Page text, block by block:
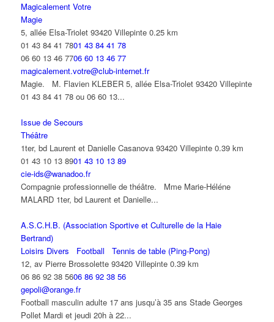
Magicalement Votre
Magie
5, allée Elsa-Triolet 93420 Villepinte 0.25 km
01 43 84 41 7801 43 84 41 78
06 60 13 46 7706 60 13 46 77
magicalement.votre@club-internet.fr
Magie. M. Flavien KLEBER 5, allée Elsa-Triolet 93420 Villepinte
01 43 84 41 78 ou 06 60 13...
Issue de Secours
Théâtre
1ter, bd Laurent et Danielle Casanova 93420 Villepinte 0.39 km
01 43 10 13 8901 43 10 13 89
cie-ids@wanadoo.fr
Compagnie professionnelle de théâtre. Mme Marie-Héléne
MALARD 1ter, bd Laurent et Danielle...
A.S.C.H.B. (Association Sportive et Culturelle de la Haie
Bertrand)
Loisirs Divers
Football
Tennis de table (Ping-Pong)
12, av Pierre Brossolette 93420 Villepinte 0.39 km
06 86 92 38 5606 86 92 38 56
gepoli@orange.fr
Football masculin adulte 17 ans jusqu’à 35 ans Stade Georges
Pollet Mardi et jeudi 20h à 22...